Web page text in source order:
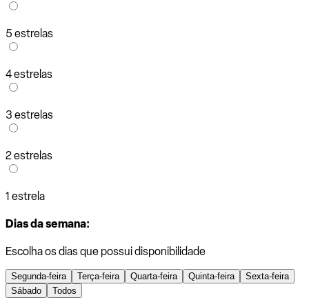
5 estrelas
4 estrelas
3 estrelas
2 estrelas
1 estrela
Dias da semana:
Escolha os dias que possui disponibilidade
Segunda-feira Terça-feira Quarta-feira Quinta-feira
Sexta-feira
Sábado
Todos